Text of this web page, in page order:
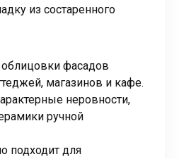
из состаренного
фасадов
магазинов и кафе.
неровности,
ручной
подходит для